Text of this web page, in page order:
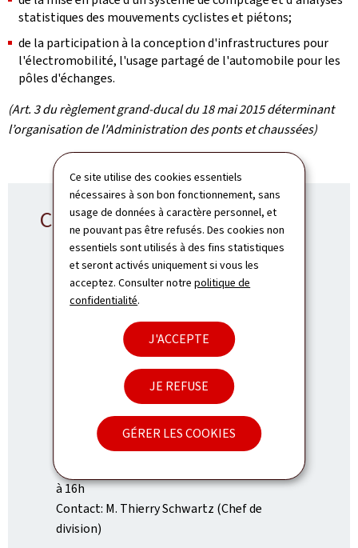
Ce site utilise des cookies essentiels
nécessaires à son bon fonctionnement, sans
usage de données à caractère personnel, et
ne pouvant pas être refusés. Des cookies non
essentiels sont utilisés à des fins statistiques
et seront activés uniquement si vous les
acceptez. Consulter notrepolitique de
confidentialité.
J'ACCEPTE
JE REFUSE
GÉRER LES COOKIES
statistiques des mouvements cyclistes et piétons;
de la participation à la conception d'infrastructures pour
l'électromobilité, l'usage partagé de l'automobile pour les
pôles d'échanges.
(Art. 3 du règlement grand-ducal du 18 mai 2015 déterminant
l’organisation de l'Administration des ponts et chaussées)
Contact DMD
Division de la mobilité durable
26, Boulevard Joseph IIL-1840
Luxembourg
(+352) 2846-1100
dmd@pch.etat.lu
Heures d'ouverture: de 8h à 11h30 et de 13h30
à 16h
Contact: M. Thierry Schwartz (Chef de
division)